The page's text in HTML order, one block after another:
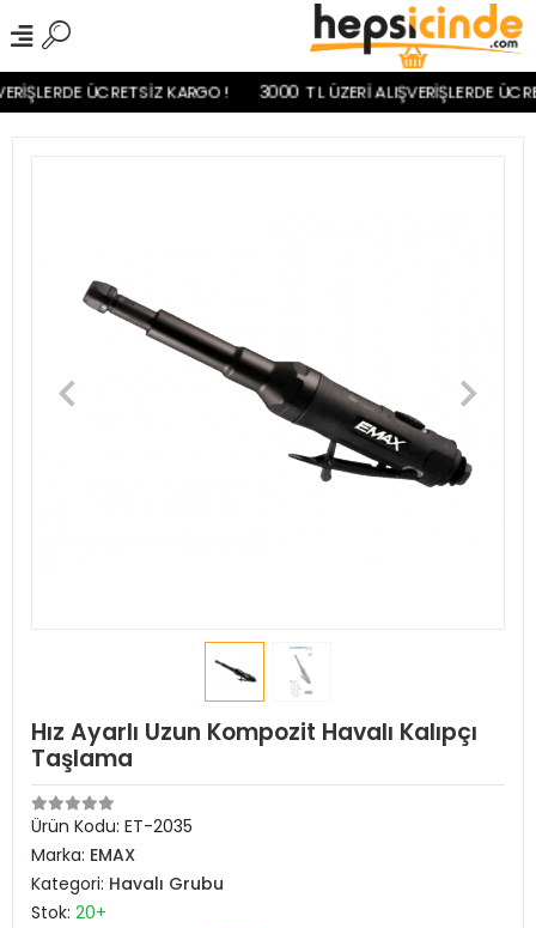
ÜCRETSİZ KARGO! 3000 TL ÜZERİ ALIŞVERİŞLERDE
Hız Ayarlı Uzun Kompozit Havalı Kalıpçı
Taşlama
Ürün Kodu: ET-2035
Marka: EMAX
Kategori: Havalı Grubu
Stok: 20+